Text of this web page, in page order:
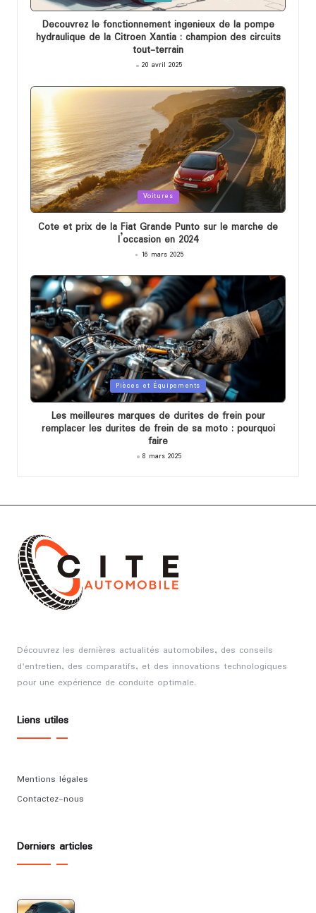
in
Decouvrez le fonctionnement ingenieux de la pompe
hydraulique de la Citroen Xantia : champion des circuits
tout-terrain
20 avril 2025
Posted
in
Voitures
Cote et prix de la Fiat Grande Punto sur le marche de
l’occasion en 2024
16 mars 2025
Posted
in
Pièces et Équipements
Les meilleures marques de durites de frein pour
remplacer les durites de frein de sa moto : pourquoi
faire
8 mars 2025
Découvrez les dernières actualités automobiles, des conseils
d'entretien, des comparatifs, et des innovations technologiques
pour une expérience de conduite optimale.
Liens utiles
Mentions légales
Contactez-nous
Derniers articles